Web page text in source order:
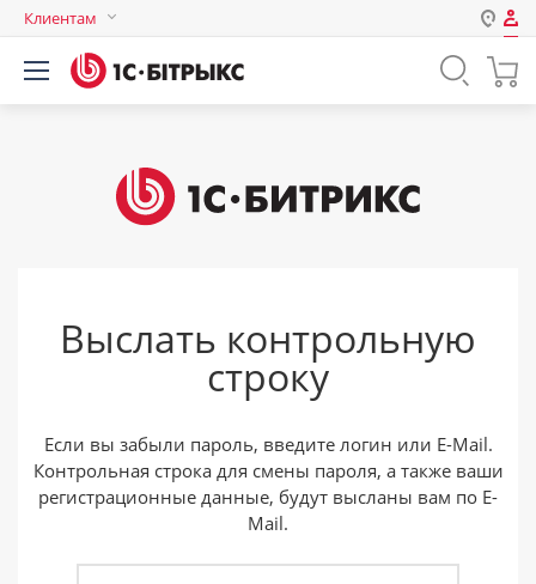
Клиентам
Авторизация
Логин
Запомнить меня на этом
компьютере
Забыли свой пароль?
или войдите с помощью
Выслать контрольную
строку
Если вы забыли пароль, введите логин или E-Mail.
Контрольная строка для смены пароля, а также ваши
регистрационные данные, будут высланы вам по E-
Mail.